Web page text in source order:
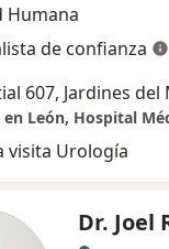
Humana
de confianza
visita Urología
Dr. Joel